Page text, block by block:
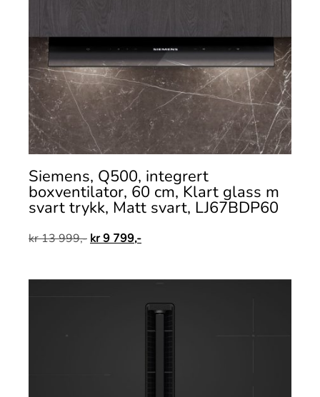
Siemens, Q500, integrert
boxventilator, 60 cm, Klart glass m
svart trykk, Matt svart, LJ67BDP60
kr13 999,- kr9 799,-